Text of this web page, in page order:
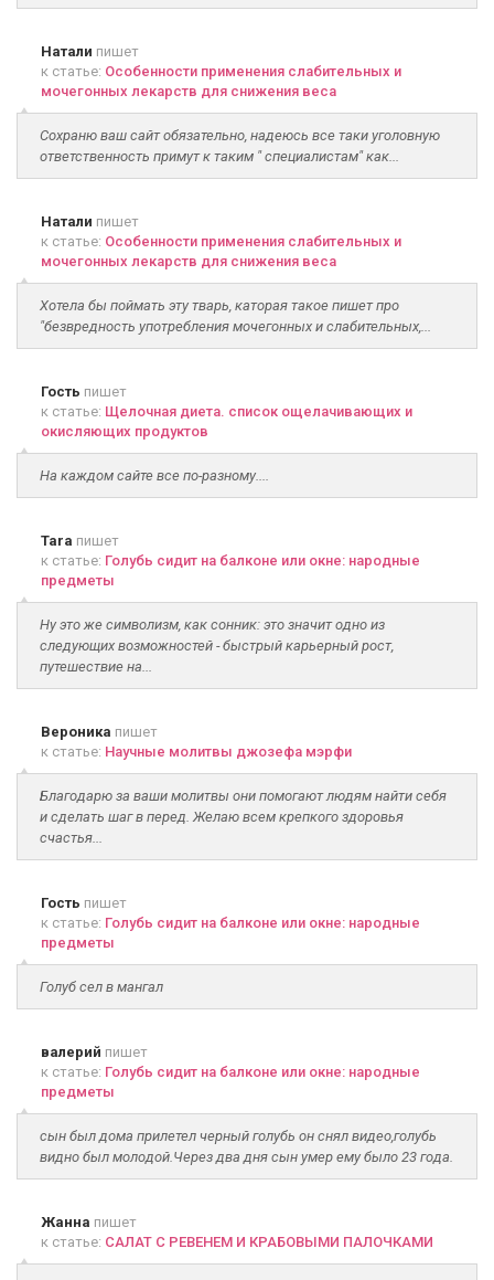
Натали пишет
к статье: Особенности применения слабительных и
мочегонных лекарств для снижения веса
Сохраню ваш сайт обязательно, надеюсь все таки уголовную
ответственность примут к таким " специалистам" как...
Натали пишет
к статье: Особенности применения слабительных и
мочегонных лекарств для снижения веса
Хотела бы поймать эту тварь, каторая такое пишет про
"безвредность употребления мочегонных и слабительных,...
Гость пишет
к статье: Щелочная диета. список ощелачивающих и
окисляющих продуктов
На каждом сайте все по-разному....
Tara пишет
к статье: Голубь сидит на балконе или окне: народные
предметы
Ну это же символизм, как сонник: это значит одно из
следующих возможностей - быстрый карьерный рост,
путешествие на...
Вероника пишет
к статье: Научные молитвы джозефа мэрфи
Благодарю за ваши молитвы они помогают людям найти себя
и сделать шаг в перед. Желаю всем крепкого здоровья
счастья...
Гость пишет
к статье: Голубь сидит на балконе или окне: народные
предметы
Голуб сел в мангал
валерий пишет
к статье: Голубь сидит на балконе или окне: народные
предметы
сын был дома прилетел черный голубь он снял видео,голубь
видно был молодой.Через два дня сын умер ему было 23 года.
Жанна пишет
к статье: САЛАТ С РЕВЕНЕМ И КРАБОВЫМИ ПАЛОЧКАМИ